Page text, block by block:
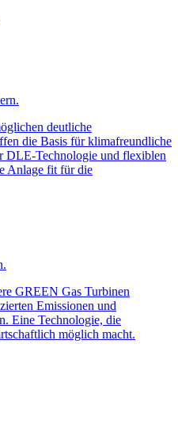
deutliche
die Basis für klimafreundliche
DLE-Technologie und flexiblen
Anlage fit für die
GREEN Gas Turbinen
Emissionen und
Eine Technologie, die
möglich macht.